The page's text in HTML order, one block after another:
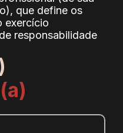
que define os
exercício
responsabilidade